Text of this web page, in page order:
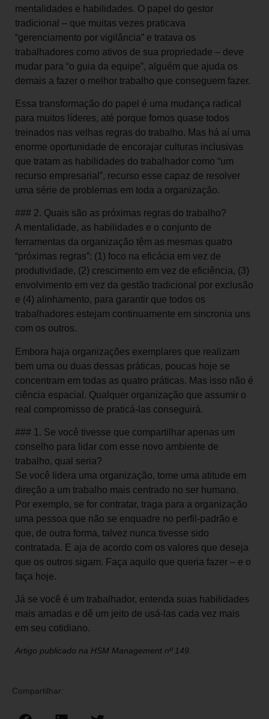
mentalidades e habilidades. O papel do gestor
tradicional – que muitas vezes praticava
“gerenciamento por vigilância” e tratava os
trabalhadores como ativos de sua propriedade – deve
mudar para “o guia da equipe”, alguém que ajuda os
demais a fazer o melhor trabalho que conseguem fazer.
Essa transformação do papel é uma mudança radical
para muitos líderes, até porque fomos quase todos
treinados nas velhas regras do trabalho. Mas há aí uma
enorme oportunidade de encorajar culturas inclusivas
que tratam as habilidades do trabalhador como “um
recurso empresarial”, recurso esse capaz de resolver
uma série de problemas em toda a organização.
### 2. Quais são as próximas regras do trabalho?
A mentalidade, as habilidades e o conjunto de
ferramentas da organização têm as mesmas quatro
“próximas regras”: (1) foco na eficácia em vez de
produtividade, (2) crescimento em vez de eficiência, (3)
envolvimento em vez da gestão tradicional por exclusão
e (4) alinhamento, para garantir que todos os
trabalhadores estejam continuamente em sincronia uns
com os outros.
Embora haja organizações exemplares que realizam
bem uma ou duas dessas práticas, poucas hoje se
concentram em todas as quatro práticas. Mas isso não é
ciência espacial. Qualquer organização que assumir o
real compromisso de praticá-las conseguirá.
### 1. Se você tivesse que compartilhar apenas um
conselho para lidar com esse novo ambiente de
trabalho, qual seria?
Se você lidera uma organização, tome uma atitude em
direção a um trabalho mais centrado no ser humano.
Por exemplo, se for contratar, traga para a organização
uma pessoa que não se enquadre no perfil-padrão e
que, de outra forma, talvez nunca tivesse sido
contratada. E aja de acordo com os valores que deseja
que os outros sigam. Faça aquilo que queria fazer – e o
faça hoje.
Já se você é um trabalhador, entenda suas habilidades
mais amadas e dê um jeito de usá-las cada vez mais
em seu cotidiano.
Artigo publicado na HSM Management nº 149.
Compartilhar: